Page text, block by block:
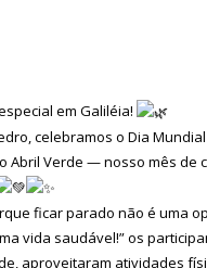
em Galiléia!
celebramos o Dia
Abril Verde — nosso mês de
ficar parado não é uma
vida saudável!” os
aproveitaram atividades